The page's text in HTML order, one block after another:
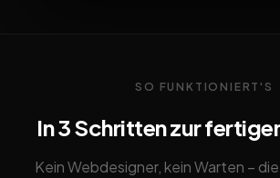
SO FUNKTIONIERT'S
In 3 Schritten zur
Kein Webdesigner, kein Warten –